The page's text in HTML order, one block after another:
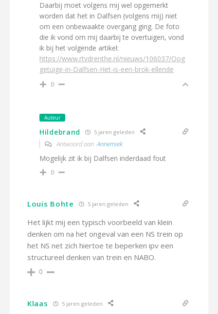
Daarbij moet volgens mij wel opgemerkt
worden dat het in Dalfsen (volgens mij) niet
om een onbewaakte overgang ging. De foto
die ik vond om mij daarbij te overtuigen, vond
ik bij het volgende artikel:
https://www.rtvdrenthe.nl/nieuws/106037/Oog
getuige-in-Dalfsen-Het-is-een-brok-ellende
0
Auteur
Hildebrand 5 jaren geleden
Antwoord aanAnnemiek
Mogelijk zit ik bij Dalfsen inderdaad fout
0
Louis Bohte 5 jaren geleden
Het lijkt mij een typisch voorbeeld van klein
denken om na het ongeval van een NS trein op
het NS net zich hiertoe te beperken ipv een
structureel denken van trein en NABO.
0
Klaas 5 jaren geleden